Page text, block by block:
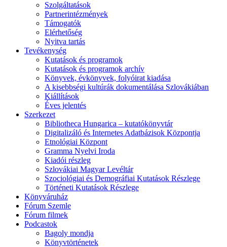
Szolgáltatások
Partnerintézmények
Támogatók
Elérhetőség
Nyitva tartás
Tevékenység
Kutatások és programok
Kutatások és programok archív
Könyvek, évkönyvek, folyóirat kiadása
A kisebbségi kultúrák dokumentálása Szlovákiában
Kiállítások
Éves jelentés
Szerkezet
Bibliotheca Hungarica – kutatókönyvtár
Digitalizáló és Internetes Adatbázisok Központja
Etnológiai Központ
Gramma Nyelvi Iroda
Kiadói részleg
Szlovákiai Magyar Levéltár
Szociológiai és Demográfiai Kutatások Részlege
Történeti Kutatások Részlege
Könyváruház
Fórum Szemle
Fórum filmek
Podcastok
Bagoly mondja
Könyvtörténetek